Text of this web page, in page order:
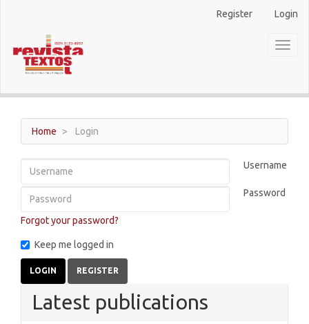
Main
Content
Sidebar
Register Login
Home Login
Username
Password
Forgot your password?
Keep me logged in
LOGIN REGISTER
Latest publications